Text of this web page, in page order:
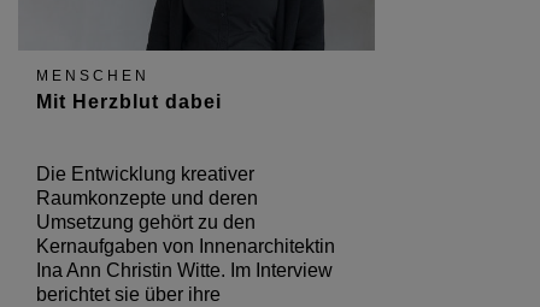
MENSCHEN
Mit Herzblut dabei
Die Entwicklung kreativer
Raumkonzepte und deren
Umsetzung gehört zu den
Kernaufgaben von Innenarchitektin
Ina Ann Christin Witte. Im Interview
berichtet sie über ihre